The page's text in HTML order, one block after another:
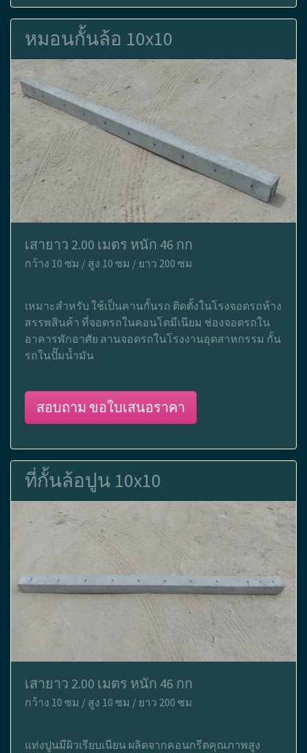
หมอนกั้นล้อ 10x10
เสายาว 2.00 เมตร หนัก 46 กก
กว้าง 10 ซม / สูง 10 ซม / ยาว 200 ซม
เหมาะสำหรับ ใช้เป็นคานกั้นรถ ติดตั้งในโรงจอดรถห้าง
สรรพสินค้า ที่จอดรถในคอนโดมีเนียม ช่องจอดรถใน
อาคารพักอาศัย ลานจอดรถในโรงงานอุตสาหกรรม กั้น
รถในปั๊มน้ำมัน
สอบถาม ขอใบเสนอราคา
ที่กั้นล้อปูน 10x10
เสายาว 2.00 เมตร หนัก 46 กก
กว้าง 10 ซม / สูง 10 ซม / ยาว 200 ซม
แท่งปูนมีผิวเรียบเนียน ผลิตจากคอนกรีตคุณภาพสูง